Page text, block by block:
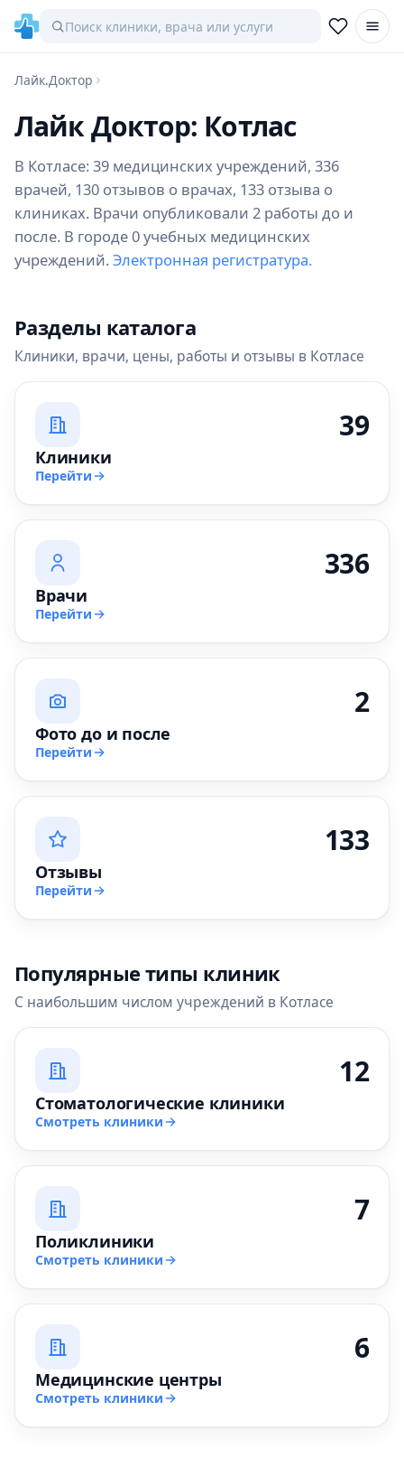
Лайк.Доктор
Лайк Доктор: Котлас
В Котласе: 39 медицинских учреждений, 336
врачей, 130 отзывов о врачах, 133 отзыва о
клиниках. Врачи опубликовали 2 работы до и
после. В городе 0 учебных медицинских
учреждений. Электронная регистратура.
Разделы каталога
Клиники, врачи, цены, работы и отзывы в Котласе
39
Клиники
Перейти
336
Врачи
Перейти
2
Фото до и после
Перейти
133
Отзывы
Перейти
Популярные типы клиник
С наибольшим числом учреждений в Котласе
12
Стоматологические клиники
Смотреть клиники
7
Поликлиники
Смотреть клиники
6
Медицинские центры
Смотреть клиники